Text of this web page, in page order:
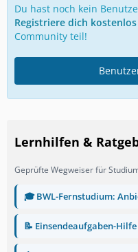
Du hast noch kein
Registriere dich kostenlos
Community teil!
Lernhilfen &
Geprüfte Wegweiser für
🎓 BWL-Fernstudium:
📝 Einsendeaufgaben-Hilfe